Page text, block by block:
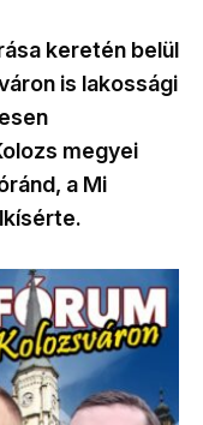
keretén belül
is lakossági
megyei
a Mi